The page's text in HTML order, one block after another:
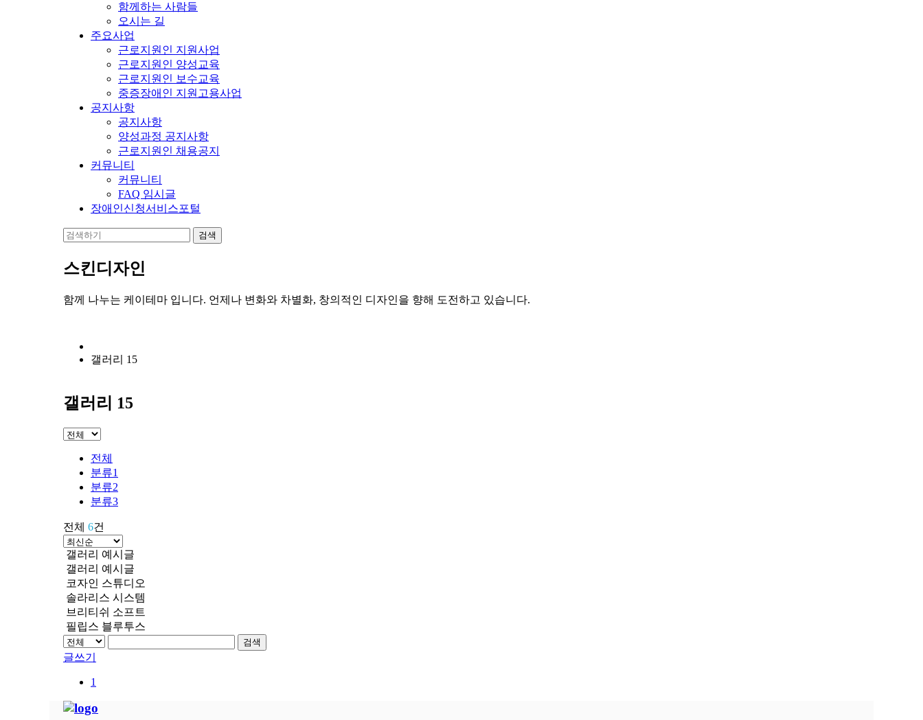
함께하는 사람들
오시는 길
주요사업
근로지원인 지원사업
근로지원인 양성교육
근로지원인 보수교육
중증장애인 지원고용사업
공지사항
공지사항
양성과정 공지사항
근로지원인 채용공지
커뮤니티
커뮤니티
FAQ 임시글
장애인신청서비스포털
스킨디자인
함께 나누는 케이테마 입니다. 언제나 변화와 차별화, 창의적인 디자인을 향해 도전하고 있습니다.
갤러리 15
갤러리 15
전체
분류1
분류2
분류3
전체 6건
갤러리 예시글
갤러리 예시글
코자인 스튜디오
솔라리스 시스템
브리티쉬 소프트
필립스 블루투스
검색
글쓰기
1